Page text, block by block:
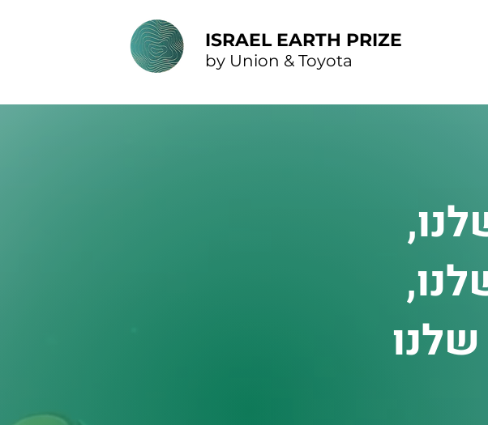
ISRAEL EARTH PRIZE
by Union & Toyota
שלנו